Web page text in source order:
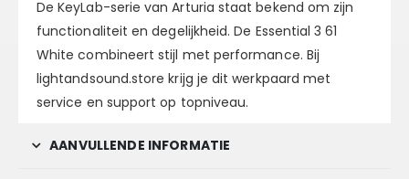
De KeyLab-serie van Arturia staat bekend om zijn
functionaliteit en degelijkheid. De Essential 3 61
White combineert stijl met performance. Bij
lightandsound.store krijg je dit werkpaard met
service en support op topniveau.
AANVULLENDE INFORMATIE